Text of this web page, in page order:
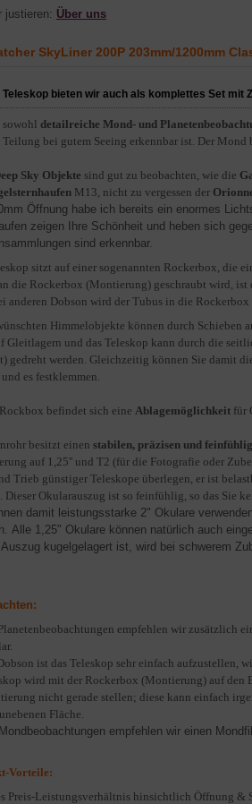
justieren: Über uns
SkyLiner 200P 203mm/1200mm
bieten wir auch als komplettes Set mit
sowohl detailreiche Mond- und
Teilung bei gutem Seeing erkennbar ist. Der
Sky Objekte sind gut zu beobachten, wie die
M13, nicht zu vergessen der
Öffnung habe ich bereits ein enormes
zeigen Ihre Schönheit und heben sich
sind erkennbar.
sitzt auf einer sogenannten Rockerbox, die
die Rockerbox (Montierung) geschraubt wird, ist
anderen Dobson wird der Tubus in die Rockerbox
Himmelobjekte können durch Schieben
Gleitlagern und das Teleskop kann durch die
gedreht werden. Gleichzeitig können Sie damit
es festklemmen.
befindet sich eine Ablagemöglichkeit für
besitzt einen stabilen, präzisen und
auf 1,25'' und T2 (für die Fotografie oder
Trieb günstiger Teleskope überlegen, er ist
Dieser Okularauszug ist so feinfühlig, so das Sie
damit leistungsstarke 2" Okulare
Alle 1,25" Okulare können natürlich auch
kugelgelagert ist, wird bei schwerem
empfehlen wir zusätzlich
ist das Teleskop sehr einfach aufzustellen,
wird mit der Rockerbox (Montierung) auf den
nicht gerade stellen; diese kann einfach
Fläche.
empfehlen wir einen
Vorteile:
Preis-Leistungsverhältnis hinsichtlich Öffnung &